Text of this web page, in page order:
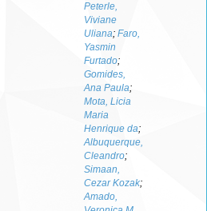
Peterle,
Viviane
Uliana; Faro,
Yasmin
Furtado;
Gomides,
Ana Paula;
Mota, Licia
Maria
Henrique da;
Albuquerque,
Cleandro;
Simaan,
Cezar Kozak;
Amado,